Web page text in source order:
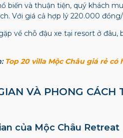
biến và thuận tiện, quý khách
Với giá cả hợp lý 220.000
về chỗ đậu xe tại resort ở
Top 20 villa Mộc Châu giá rẻ
VÀ PHONG CÁCH
của Mộc Châu Retreat